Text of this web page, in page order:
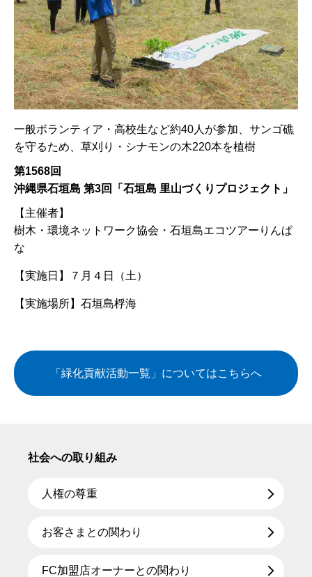
一般ボランティア・高校生など約40人が参加、サンゴ礁
を守るため、草刈り・シナモンの木220本を植樹
第1568回
沖縄県石垣島 第3回「石垣島 里山づくりプロジェクト」
【主催者】
樹木・環境ネットワーク協会・石垣島エコツアーりんぱ
な
【実施日】 ７月４日（土）
【実施場所】 石垣島桴海
「緑化貢献活動一覧」についてはこちらへ
社会への取り組み
人権の尊重
お客さまとの関わり
FC加盟店オーナーとの関わり